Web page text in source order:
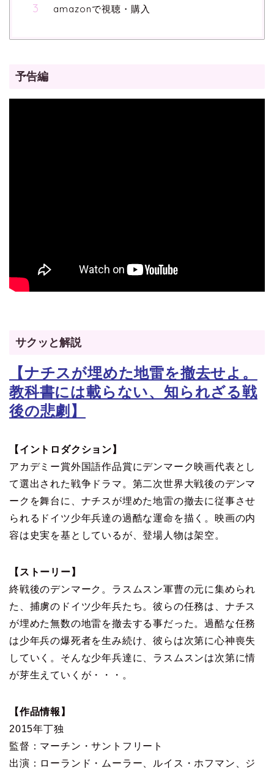
amazonで視聴・購入
予告編
サクッと解説
【ナチスが埋めた地雷を撤去せよ。
教科書には載らない、知られざる戦
後の悲劇】
【イントロダクション】
アカデミー賞外国語作品賞にデンマーク映画代表とし
て選出された戦争ドラマ。第二次世界大戦後のデンマ
ークを舞台に、ナチスが埋めた地雷の撤去に従事させ
られるドイツ少年兵達の過酷な運命を描く。映画の内
容は史実を基としているが、登場人物は架空。
【ストーリー】
終戦後のデンマーク。ラスムスン軍曹の元に集められ
た、捕虜のドイツ少年兵たち。彼らの任務は、ナチス
が埋めた無数の地雷を撤去する事だった。過酷な任務
は少年兵の爆死者を生み続け、彼らは次第に心神喪失
していく。そんな少年兵達に、ラスムスンは次第に情
が芽生えていくが・・・。
【作品情報】
2015年丁独
監督：マーチン・サントフリート
出演：ローランド・ムーラー、ルイス・ホフマン、ジ